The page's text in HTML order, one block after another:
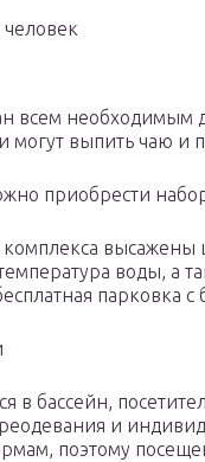
всем необходимым
могут выпить чаю и
приобрести
воды, а
парковка
в бассейн,
и
поэтому